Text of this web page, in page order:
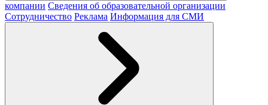
компании Сведения об образовательной организации
Сотрудничество Реклама Информация для СМИ